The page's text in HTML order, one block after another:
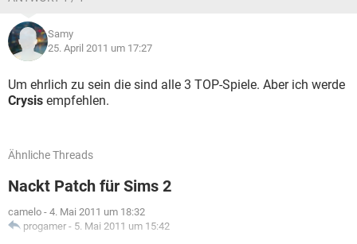
Samy
25. April 2011 um 17:27
Um ehrlich zu sein die sind alle 3 TOP-Spiele. Aber ich werde
Crysis empfehlen.
Ähnliche Threads
Nackt Patch für Sims 2
camelo - 4. Mai 2011 um 18:32
progamer - 5. Mai 2011 um 15:42